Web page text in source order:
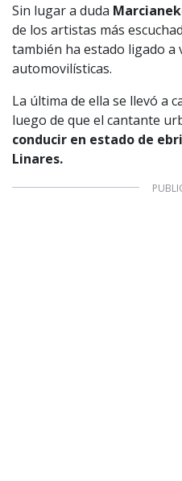
Sin lugar a duda
de los artistas más
también ha estado ligado a
automovilísticas.
La última de ella se llevó a
luego de que el cantante
conducir en estado de
Linares.